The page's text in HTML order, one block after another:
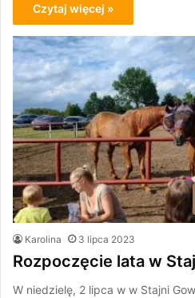
Czytaj więcej »
Karolina 3 lipca 2023
Rozpoczęcie lata w
W niedzielę, 2 lipca w w Stajni